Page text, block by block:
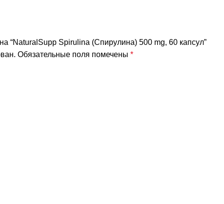
“NaturalSupp Spirulina (Спирулина) 500 mg, 60 капсул”
Обязательные поля помечены *